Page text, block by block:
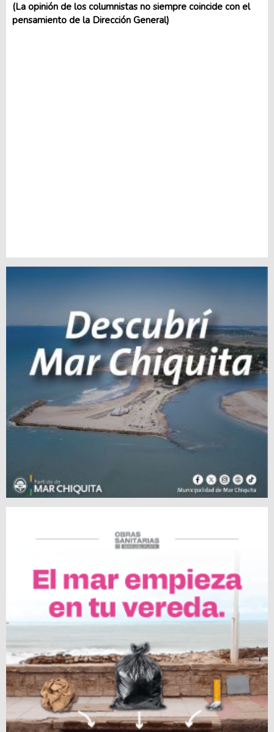
(La opinión de los columnistas no siempre coincide con el
pensamiento de la Dirección General)